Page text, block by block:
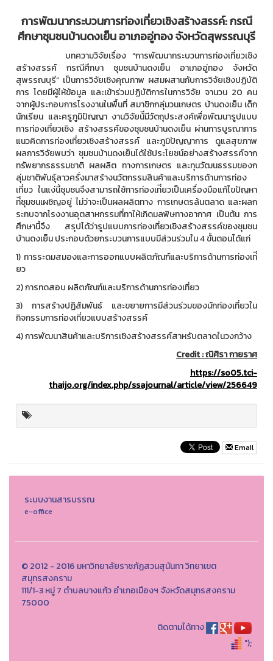
การพัฒนากระบวนการท่องเที่ยวเชิงสร้างสรรค์: กรณี
ศึกษาชุมชนบ้านดงเย็น อาเภออู่ทอง จังหวัดสุพรรณบุรี
บทความวิจัยเรื่อง “การพัฒนากระบวนการท่องเที่ยวเชิง
สร้างสรรค์ กรณีศึกษา ชุมชนบ้านดงเย็น อาเภออู่ทอง จังหวัด
สุพรรณบุรี” เป็นการวิจัยเชิงคุณภาพ ผสมผสานกับการวิจัยเชิงปฏิบัติ
การ โดยมีผู้ให้ข้อมูล และเข้าร่วมปฏิบัติการในการวิจัย จานวน 20 คน
จากผู้ประกอบการโรงงานในพื้นที่ สมาชิกกลุ่มวนเกษตร บ้านดงเย็น เด็ก
นักเรียน และครูภูมิปัญญา งานวิจัยน้ีมีวัตถุประสงค์เพื่อพัฒนารูปแบบ
การท่องเที่ยวเชิง สร้างสรรค์ของชุมชนบ้านดงเย็น ผ่านการบูรณาการ
แนวคิดการท่องเที่ยวเชิงสร้างสรรค์ และภูมิปัญญาการ ดูแลสุขภาพ
ผลการวิจัยพบว่า ชุมชนบ้านดงเย็นได้ใช้ประโยชน์อย่างสร้างสรรค์จาก
ทรัพยากรธรรมชาติ ผลผลิต ทางการเกษตร และทุนวัฒนธรรมของก
ลุ่มชาติพันธ์ุลาวครั่งมาสร้างนวัตกรรมสินค้าและบริการด้านการท่อง
เที่ยว ในแง่นี้ชุมชนจึงสามารถใช้การท่องเท่ียวเป็นเครื่องมือแก้ไขปัญหา
ท่ีชุมชนเผชิญอยู่ ไม่ว่าจะเป็นผลผลิตทาง การเกษตรล้นตลาด และผลก
ระทบจากโรงงานอุตสาหกรรมที่ทาให้เกิดมลพิษทางอากาศ เป็นต้น การ
ศึกษานี้จึง สรุปได้ว่ารูปแบบการท่องเที่ยวเชิงสร้างสรรค์ของชุมชน
บ้านดงเย็น ประกอบด้วยกระบวนการแบบมีส่วนร่วมใน 4 ขั้นตอนได้แก่
1) การระดมสมองและการออกแบบผลิตภัณฑ์และบริการด้านการท่องเท่ี
ยว
2) การทดสอบ ผลิตภัณฑ์และบริการด้านการท่องเที่ยว
3) การสร้างปฏิสัมพันธ์ และขยายการมีส่วนร่วมของนักท่องเที่ยวใน
กิจกรรมการท่องเที่ยวแบบสร้างสรรค์
4) การพัฒนาสินค้าและบริการเชิงสร้างสรรค์สาหรับตลาดในวงกว้าง
Credit :ณิศิรา กายราศ
https://so05.tci-
thaijo.org/index.php/ssajournal/article/view/256649
Email
ระบบงานสารบรรณ
e-office
© 2012 - 2016 มหาวิทยาลัยราชภัฏสวนสุนันทา วิทยาเขต
สมุทรสงคราม
111/1-3 หมู่ 7 ตำบลบางแก้ว อำเภอเมืองฯ จังหวัดสมุทรสงคราม
75000
ติดตามได้ทาง
");